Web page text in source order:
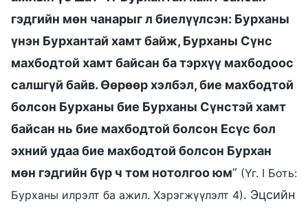
гэдгийн мөн чанарыг л биелүүлсэн: Бурханы
үнэн Бурхантай хамт байж, Бурханы Сүнс
махбодтой хамт байсан ба тэрхүү махбодоос
салшгүй байв. Өөрөөр хэлбэл, бие махбодтой
болсон Бурханы бие Бурханы Сүнстэй хамт
байсан нь бие махбодтой болсон Есүс бол
эхний удаа бие махбодтой болсон Бурхан
мөн гэдгийн бүр ч том нотолгоо юм” (Үг. I Боть:
Бурханы илрэлт ба ажил. Хэрэгжүүлэлт 4). Эцсийн